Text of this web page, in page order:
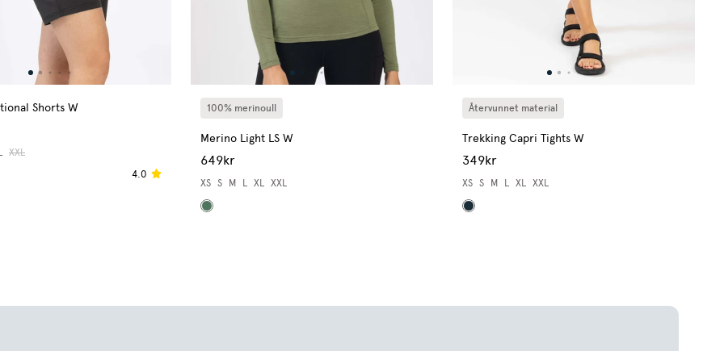
Shorts W
XXL
4.0
100% merinoull
Merino Light LS W
649kr
XS S M L XL XXL
Återvunnet material
Trekking Capri Tights W
349kr
XS S M L XL XXL